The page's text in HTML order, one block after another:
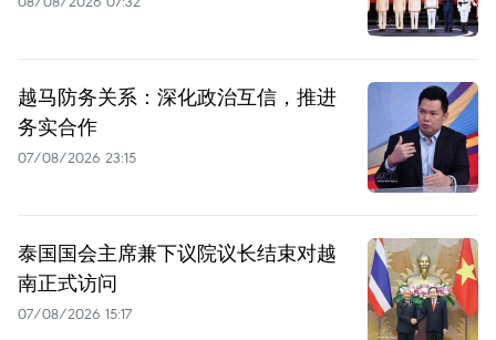
越马防务关系：深化政治互信，推进
务实合作
07/08/2026 23:15
泰国国会主席兼下议院议长结束对越
南正式访问
07/08/2026 15:17